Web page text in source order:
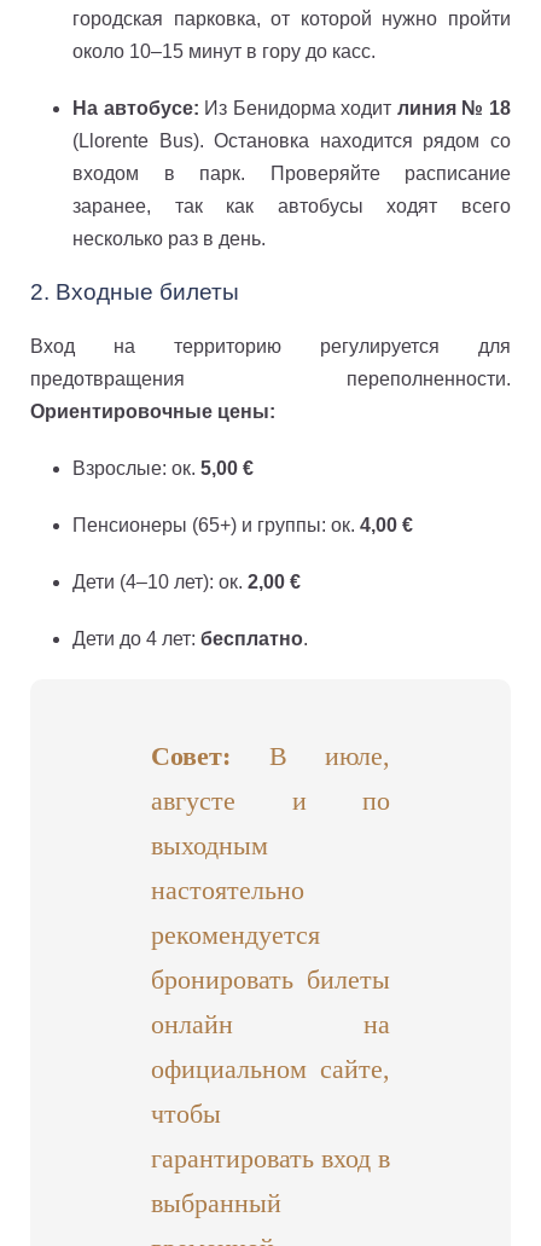
городская парковка, от которой нужно пройти
около 10–15 минут в гору до касс.
На автобусе: Из Бенидорма ходит линия № 18
(Llorente Bus). Остановка находится рядом со
входом в парк. Проверяйте расписание
заранее, так как автобусы ходят всего
несколько раз в день.
2. Входные билеты
Вход на территорию регулируется для
предотвращения переполненности.
Ориентировочные цены:
Взрослые: ок. 5,00 €
Пенсионеры (65+) и группы: ок. 4,00 €
Дети (4–10 лет): ок. 2,00 €
Дети до 4 лет: бесплатно.
Совет: В июле,
августе и по
выходным
настоятельно
рекомендуется
бронировать билеты
онлайн на
официальном сайте,
чтобы
гарантировать вход в
выбранный